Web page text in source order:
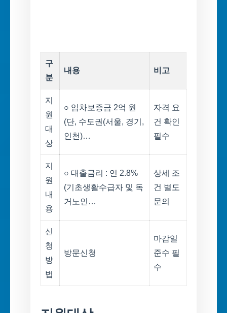
구
분
내용 비고
지
원
대
상
○ 임차보증금 2억 원
(단, 수도권(서울, 경기,
인천)…
자격 요
건 확인
필수
지
원
내
용
○ 대출금리 : 연 2.8%
(기초생활수급자 및 독
거노인…
상세 조
건 별도
문의
신
청
방
법
방문신청
마감일
준수 필
수